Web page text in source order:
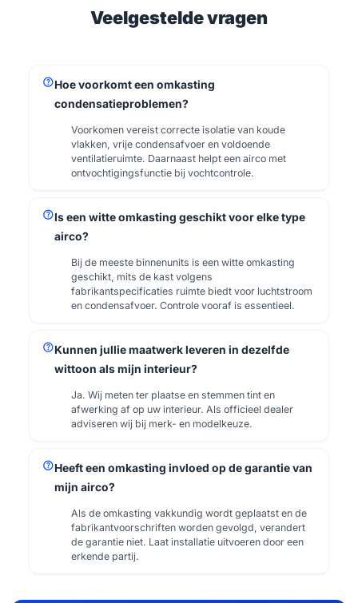
Veelgestelde vragen
helpHoe voorkomt een omkasting
condensatieproblemen?
Voorkomen vereist correcte isolatie van koude
vlakken, vrije condensafvoer en voldoende
ventilatieruimte. Daarnaast helpt een airco met
ontvochtigingsfunctie bij vochtcontrole.
helpIs een witte omkasting geschikt voor elke type
airco?
Bij de meeste binnenunits is een witte omkasting
geschikt, mits de kast volgens
fabrikantspecificaties ruimte biedt voor luchtstroom
en condensafvoer. Controle vooraf is essentieel.
helpKunnen jullie maatwerk leveren in dezelfde
wittoon als mijn interieur?
Ja. Wij meten ter plaatse en stemmen tint en
afwerking af op uw interieur. Als officieel dealer
adviseren wij bij merk- en modelkeuze.
helpHeeft een omkasting invloed op de garantie van
mijn airco?
Als de omkasting vakkundig wordt geplaatst en de
fabrikantvoorschriften worden gevolgd, verandert
de garantie niet. Laat installatie uitvoeren door een
erkende partij.